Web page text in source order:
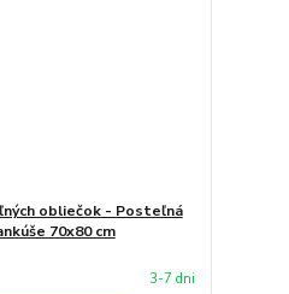
obliečok - Posteľná
70x80 cm
3-7 dni